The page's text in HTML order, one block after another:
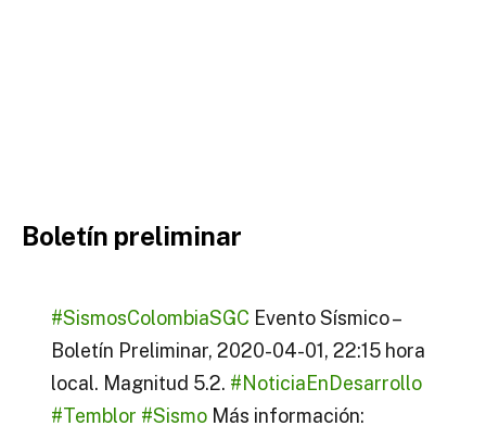
Boletín preliminar
#SismosColombiaSGC Evento Sísmico –
Boletín Preliminar, 2020-04-01, 22:15 hora
local. Magnitud 5.2. #NoticiaEnDesarrollo
#Temblor #SismoMás información: